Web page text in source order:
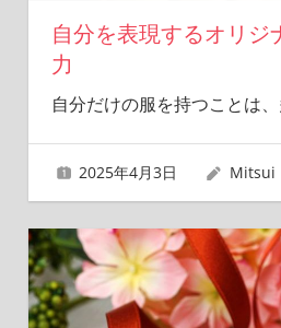
自分を表現するオリジ
力
自分だけの服を持つことは
2025年4月3日 Mitsui